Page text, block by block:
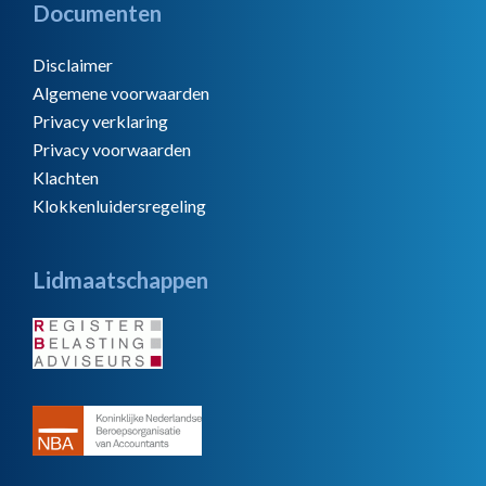
Documenten
Disclaimer
Algemene voorwaarden
Privacy verklaring
Privacy voorwaarden
Klachten
Klokkenluidersregeling
Lidmaatschappen